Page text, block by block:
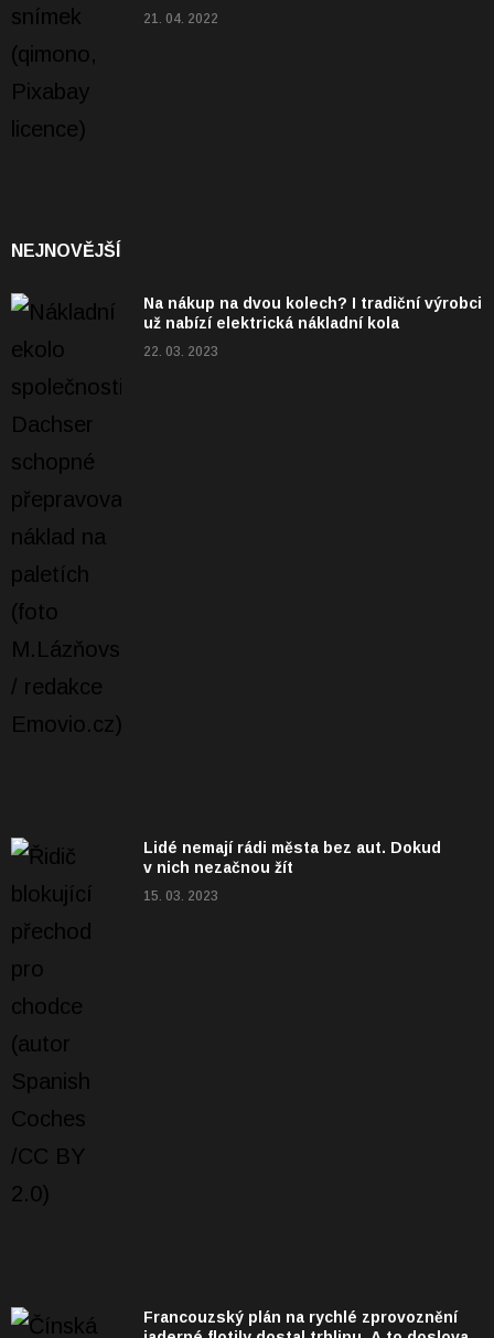
21. 04. 2022
NEJNOVĚJŠÍ
Na nákup na dvou kolech? I tradiční výrobci
už nabízí elektrická nákladní kola
22. 03. 2023
Lidé nemají rádi města bez aut. Dokud
v nich nezačnou žít
15. 03. 2023
Francouzský plán na rychlé zprovoznění